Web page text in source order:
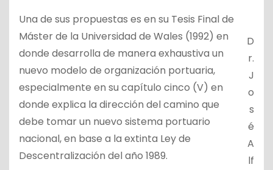
D
r.
J
o
s
é
A
lf
Una de sus propuestas es en su Tesis Final de
Máster de la Universidad de Wales (1992) en
donde desarrolla de manera exhaustiva un
nuevo modelo de organización portuaria,
especialmente en su capítulo cinco (V) en
donde explica la dirección del camino que
debe tomar un nuevo sistema portuario
nacional, en base a la extinta Ley de
Descentralización del año 1989.